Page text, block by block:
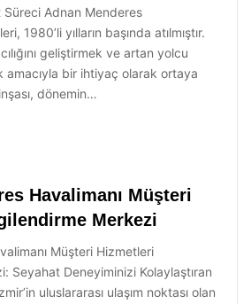
Süreci Adnan Menderes
1980’li yılların başında atılmıştır.
geliştirmek ve artan yolcu
amacıyla bir ihtiyaç olarak ortaya
dönemin…
Havalimanı Müşteri
Merkezi
Müşteri Hizmetleri
Seyahat Deneyiminizi Kolaylaştıran
uluslararası ulaşım noktası olan